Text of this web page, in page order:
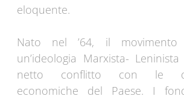
eloquente.
Nato nel ’64, il movimento
un’ideologia Marxista-
netto conflitto con le
economiche del Paese. I